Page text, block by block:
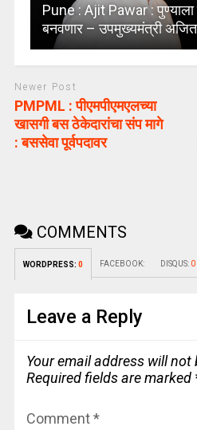
Pune : Ajit Pawar : पुण्याला
बनवणार – उपमुख्यमंत्री अजित
Newer Post
PMPML : पीएमपीएमएलच्या
खासगी बस ठेकेदारांचा संप मागे
: बससेवा पूर्वपदावर
COMMENTS
WORDPRESS: 0 FACEBOOK: DISQUS: 0
Leave a Reply
Your email address will not
Required fields are marked
Comment*